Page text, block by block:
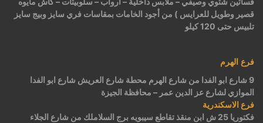
قصير وطويل للعرايس ) من أجود الخامات بمقاسات فري سايز وبيج سايز
تلبيس حتى 120 كيلو
فرع الهرم
9 شارع ابو الفدا من شارع الهرم محطة شارع العريش شارع ابو الفدا
الموازي لشارع عز الدين عمر – محافظة الجيزة
فرع الاسكندرية
فكتوريا 25 ش ابن منقذ تقاطع سيبويه برج السلاملك من شارع الجلاء